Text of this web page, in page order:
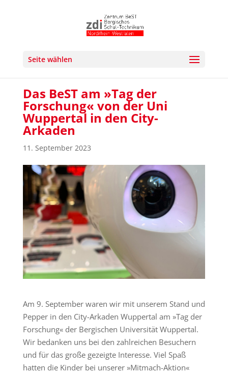
Seite wählen
Das BeST am »Tag der
Forschung« von der Uni
Wuppertal in den City-
Arkaden
11. September 2023
Am 9. September waren wir mit unserem Stand und
Pepper in den City-Arkaden Wuppertal am »Tag der
Forschung« der Bergischen Universität Wuppertal.
Wir bedanken uns bei den zahlreichen Besuchern
und für das große gezeigte Interesse. Viel Spaß
hatten die Kinder bei unserer »Mitmach-Aktion«